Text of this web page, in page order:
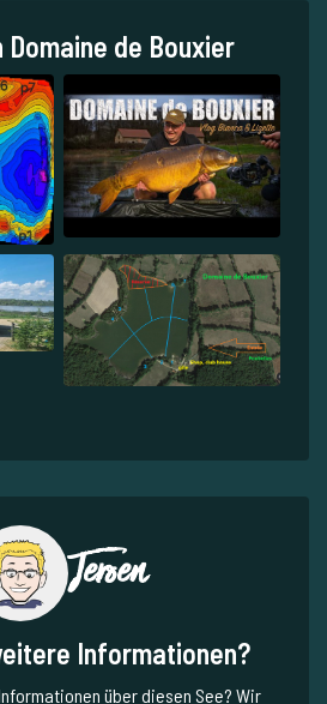
Domaine de Bouxier
Jeroen
Informationen?
über diesen See? Wir